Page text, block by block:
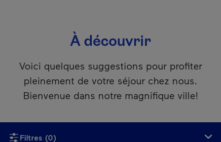
À découvrir
Voici quelques suggestions pour profiter
pleinement de votre séjour chez nous.
Bienvenue dans notre magnifique ville!
Filtres (0)